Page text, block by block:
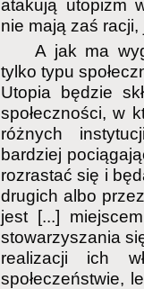
atakują utopizm
nie mają zaś
A jak ma
tylko typu
Utopia będzie
społeczności, w
różnych
bardziej
rozrastać się i
drugich albo
jest [...]
stowarzyszania
realizacji ich
społeczeństwie,